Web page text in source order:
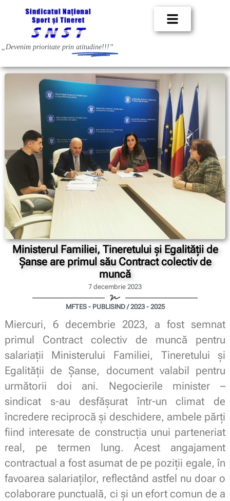
„Devenim prioritate prin atitudine!!!”
Ministerul Familiei, Tineretului și Egalității de
Șanse are primul său Contract colectiv de
muncă
7 decembrie 2023
MFTES - PUBLISIND / 2023 - 2025
Miercuri, 6 decembrie 2023, a fost semnat
primul Contract colectiv de muncă pentru
salariații Ministerului Familiei, Tineretului și
Egalității de Șanse, document valabil pentru
următorii doi ani. Negocierile minister –
sindicat s-au desfășurat într-un climat de
încredere reciprocă și deschidere, ambele părți
fiind interesate de construcția unui parteneriat
real, pe termen lung. Acest angajament
contractual a fost asumat de pe poziții egale, în
favoarea salariaților, reflectând astfel nu doar o
colaborare punctuală, ci și un efort comun de a